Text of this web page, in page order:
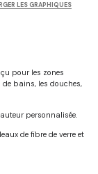
LES GRAPHIQUES
pour les zones
bains, les douches,
personnalisée.
de fibre de verre et